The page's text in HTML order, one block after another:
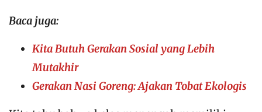
Baca juga:
Kita Butuh Gerakan Sosial yang Lebih
Mutakhir
Gerakan Nasi Goreng: Ajakan Tobat Ekologis